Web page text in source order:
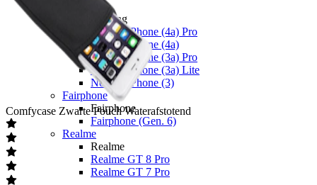
Nothing
Nothing Phone (4a) Pro
Nothing Phone (4a)
Nothing Phone (3a) Pro
Nothing Phone (3a) Lite
Nothing Phone (3)
Fairphone
Fairphone
Fairphone (Gen. 6)
Realme
Realme
Realme GT 8 Pro
Realme GT 7 Pro
Comfycase Zwarte Pouch Waterafstotend